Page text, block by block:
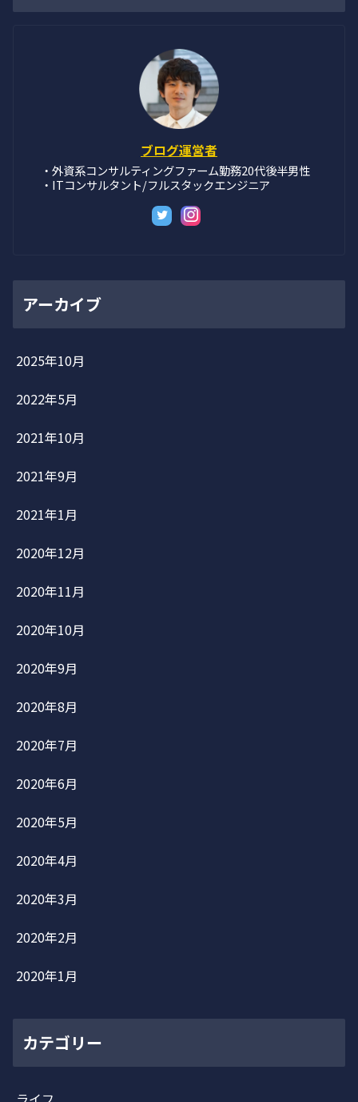
ブログ運営者
・外資系コンサルティングファーム勤務20代後半男性
・ITコンサルタント/フルスタックエンジニア
アーカイブ
2025年10月
2022年5月
2021年10月
2021年9月
2021年1月
2020年12月
2020年11月
2020年10月
2020年9月
2020年8月
2020年7月
2020年6月
2020年5月
2020年4月
2020年3月
2020年2月
2020年1月
カテゴリー